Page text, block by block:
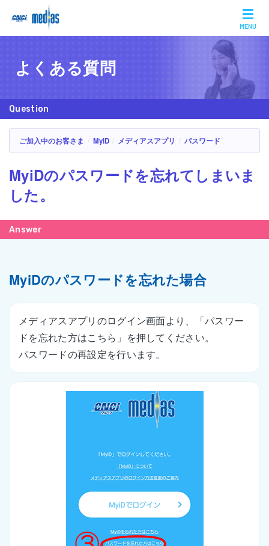
MENU
よくある質問
ご加入中のお客さま MyiD メディアスアプリ パスワード
MyiDのパスワードを忘れてしまいま
した。
MyiDのパスワードを忘れた場合
メディアスアプリのログイン画面より、「パスワー
ドを忘れた方はこちら」を押してください。
パスワードの再設定を行います。